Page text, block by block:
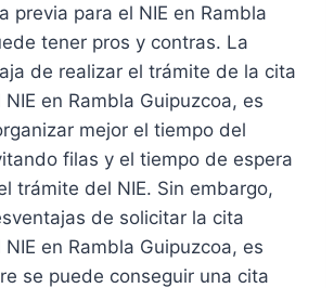
previa para el NIE en Rambla
tener pros y contras. La
de realizar el trámite de la cita
en Rambla Guipuzcoa, es
mejor el tiempo del
filas y el tiempo de espera
trámite del NIE. Sin embargo,
de solicitar la cita
en Rambla Guipuzcoa, es
se puede conseguir una cita